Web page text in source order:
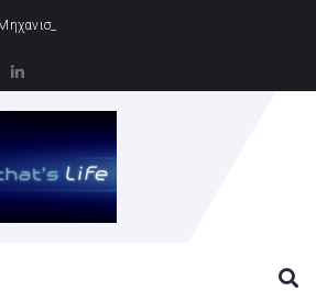
Άνω των 20 δισ. ευρ